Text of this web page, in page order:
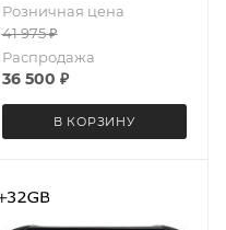
Розничная цена
41 975₽
Распродажа
36 500 ₽
В КОРЗИНУ